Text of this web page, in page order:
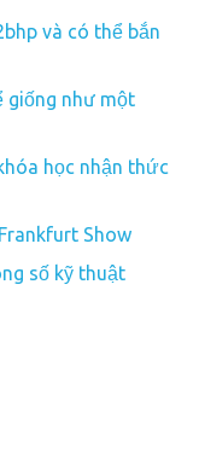
và có thể bắn
giống như một
học nhận thức
Show
số kỹ thuật